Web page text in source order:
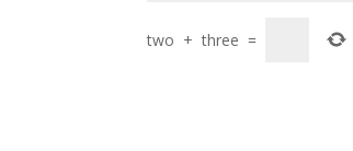
two + three =